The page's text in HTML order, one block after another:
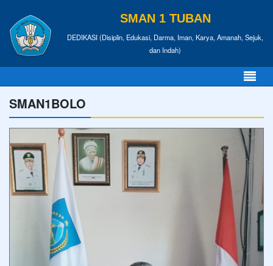
SMAN 1 TUBAN
DEDIKASI (Disiplin, Edukasi, Darma, Iman, Karya, Amanah, Sejuk,
dan Indah)
SMAN1BOLO